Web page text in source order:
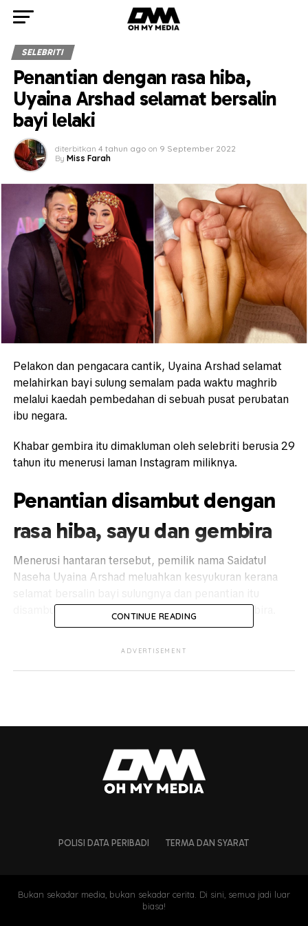
SELEBRITI
Penantian dengan rasa hiba,
Uyaina Arshad selamat bersalin
bayi lelaki
diterbitkan 4 tahun ago on 9 September 2022
By Miss Farah
Pelakon dan pengacara cantik, Uyaina Arshad selamat
melahirkan bayi sulung semalam pada waktu maghrib
melalui kaedah pembedahan di sebuah pusat perubatan
ibu negara.
Khabar gembira itu dimakluman oleh selebriti berusia 29
tahun itu menerusi laman Instagram miliknya.
Penantian disambut dengan
rasa hiba, sayu dan gembira
Menerusi hantaran tersebut, pemilik nama Saidatul
Naseha Uyaina Arshad meluahkan kesyukuran kerana
disambut dengan penuh rasa hiba, sayu dan gembira.
CONTINUE READING
ADVERTISEMENT
POLISI DATA PERIBADI TERMA DAN SYARAT
Bukan sekadar media, bukan sekadar cerita. Di sini, semua jadi luar
biasa!